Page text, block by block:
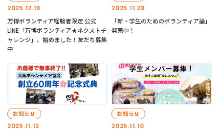
2025.12.19
万博ボランティア経験者限定 公式
LINE「万博ボランティア★ネクストチ
ャレンジ」、始めました！友だち募集
中
2025.11.28
「新・学生のためのボランティア論」
発売中！
2025.11.12
お知らせ
2025.11.10
お知らせ